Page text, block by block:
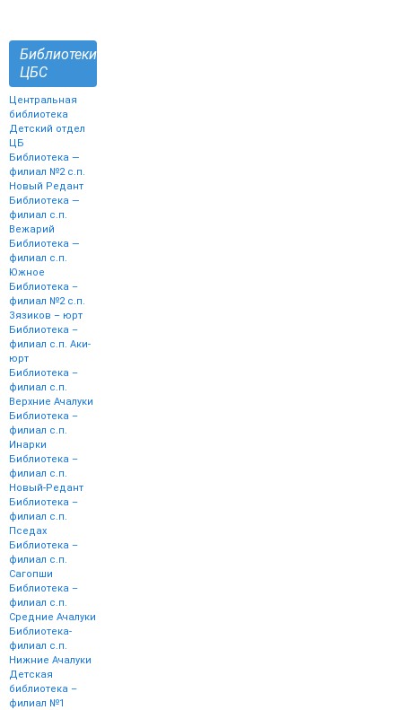
Библиотеки
ЦБС
Центральная
библиотека
Детский отдел
ЦБ
Библиотека —
филиал №2 с.п.
Новый Редант
Библиотека —
филиал с.п.
Вежарий
Библиотека —
филиал с.п.
Южное
Библиотека –
филиал №2 с.п.
Зязиков – юрт
Библиотека –
филиал с.п. Аки-
юрт
Библиотека –
филиал с.п.
Верхние Ачалуки
Библиотека –
филиал с.п.
Инарки
Библиотека –
филиал с.п.
Новый-Редант
Библиотека –
филиал с.п.
Пседах
Библиотека –
филиал с.п.
Сагопши
Библиотека –
филиал с.п.
Средние Ачалуки
Библиотека-
филиал с.п.
Нижние Ачалуки
Детская
библиотека –
филиал №1